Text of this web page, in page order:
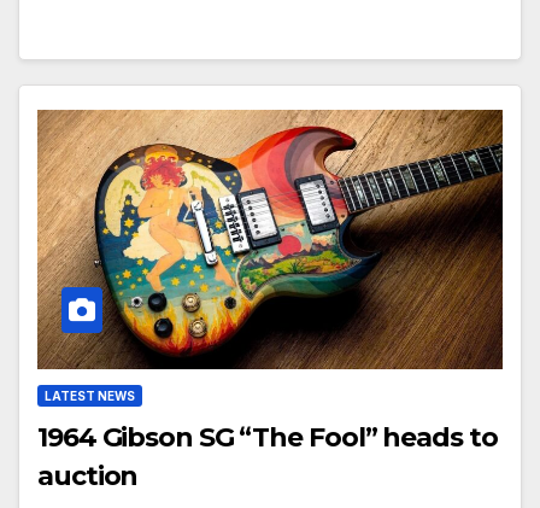
LATEST NEWS
1964 Gibson SG “The Fool” heads to
auction